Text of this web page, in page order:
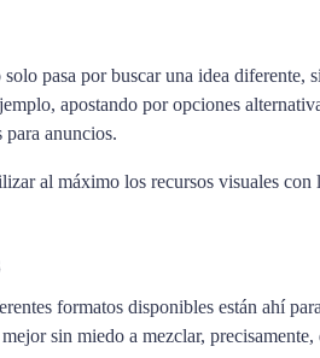
solo pasa por buscar una idea diferente,
apostando por opciones
para anuncios.
al máximo los recursos visuales
formatos disponibles están ahí
sin miedo a mezclar,